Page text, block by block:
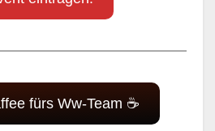
fürs Ww-Team ☕